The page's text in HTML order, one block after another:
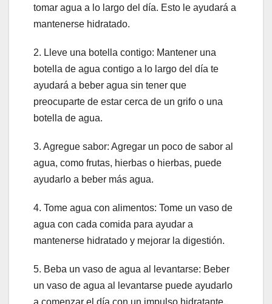
tomar agua a lo largo del día. Esto le ayudará a
mantenerse hidratado.
2. Lleve una botella contigo: Mantener una
botella de agua contigo a lo largo del día te
ayudará a beber agua sin tener que
preocuparte de estar cerca de un grifo o una
botella de agua.
3. Agregue sabor: Agregar un poco de sabor al
agua, como frutas, hierbas o hierbas, puede
ayudarlo a beber más agua.
4. Tome agua con alimentos: Tome un vaso de
agua con cada comida para ayudar a
mantenerse hidratado y mejorar la digestión.
5. Beba un vaso de agua al levantarse: Beber
un vaso de agua al levantarse puede ayudarlo